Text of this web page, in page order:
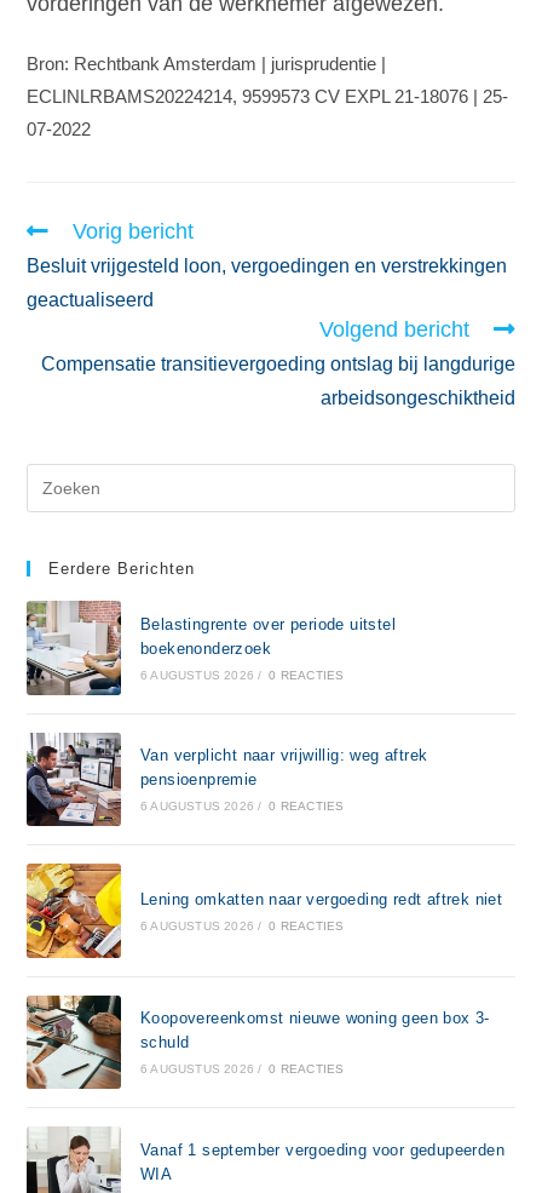
Bron: Rechtbank Amsterdam | jurisprudentie |
ECLINLRBAMS20224214, 9599573 CV EXPL 21-18076 | 25-
07-2022
Vorig bericht
Besluit vrijgesteld loon, vergoedingen en verstrekkingen
geactualiseerd
Volgend bericht
Compensatie transitievergoeding ontslag bij langdurige
arbeidsongeschiktheid
Eerdere Berichten
Belastingrente over periode uitstel
boekenonderzoek
6 AUGUSTUS 2026 / 0 REACTIES
Van verplicht naar vrijwillig: weg aftrek
pensioenpremie
6 AUGUSTUS 2026 / 0 REACTIES
Lening omkatten naar vergoeding redt aftrek niet
6 AUGUSTUS 2026 / 0 REACTIES
Koopovereenkomst nieuwe woning geen box 3-
schuld
6 AUGUSTUS 2026 / 0 REACTIES
Vanaf 1 september vergoeding voor gedupeerden
WIA